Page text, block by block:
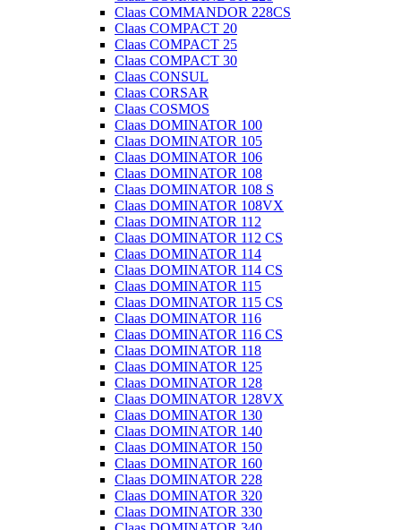
Claas COMMANDOR 228CS
Claas COMPACT 20
Claas COMPACT 25
Claas COMPACT 30
Claas CONSUL
Claas CORSAR
Claas COSMOS
Claas DOMINATOR 100
Claas DOMINATOR 105
Claas DOMINATOR 106
Claas DOMINATOR 108
Claas DOMINATOR 108 S
Claas DOMINATOR 108VX
Claas DOMINATOR 112
Claas DOMINATOR 112 CS
Claas DOMINATOR 114
Claas DOMINATOR 114 CS
Claas DOMINATOR 115
Claas DOMINATOR 115 CS
Claas DOMINATOR 116
Claas DOMINATOR 116 CS
Claas DOMINATOR 118
Claas DOMINATOR 125
Claas DOMINATOR 128
Claas DOMINATOR 128VX
Claas DOMINATOR 130
Claas DOMINATOR 140
Claas DOMINATOR 150
Claas DOMINATOR 160
Claas DOMINATOR 228
Claas DOMINATOR 320
Claas DOMINATOR 330